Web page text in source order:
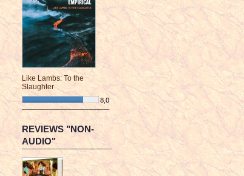
Like Lambs: To the
Slaughter
8,0
¯¯¯¯¯¯¯¯¯¯¯¯¯¯¯¯¯¯¯¯¯¯¯¯
REVIEWS "NON-
AUDIO"